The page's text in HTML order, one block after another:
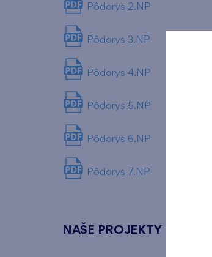
Pôdorys 2.NP
Pôdorys 3.NP
Pôdorys 4.NP
Pôdorys 5.NP
Pôdorys 6.NP
Pôdorys 7.NP
NAŠE PROJEKTY